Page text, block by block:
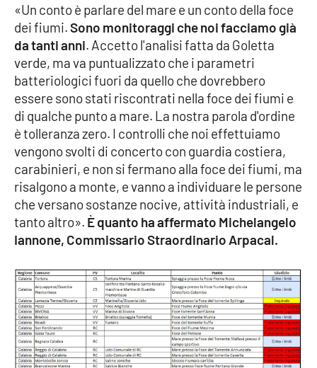
LaC Network
LaC OnAir
EDIZIONI
LOCALI
Catanzaro
Crotone
Vibo Valentia
Reggio Calabria
Cosenza
Lamezia Terme
«Un conto è parlare del mare e un conto della foce
dei fiumi.Sono monitoraggi che noi facciamo già
da tanti anni. Accetto l'analisi fatta da Goletta
verde, ma va puntualizzato che i parametri
batteriologici fuori da quello che dovrebbero
essere sono stati riscontrati nella foce dei fiumi e
di qualche punto a mare. La nostra parola d'ordine
è tolleranza zero. I controlli che noi effettuiamo
vengono svolti di concerto con guardia costiera,
carabinieri, e non si fermano alla foce dei fiumi, ma
risalgono a monte, e vanno a individuare le persone
che versano sostanze nocive, attività industriali, e
tanto altro». È quanto ha affermato Michelangelo
Iannone, Commissario Straordinario Arpacal.